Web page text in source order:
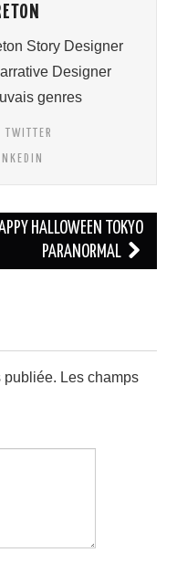
Story Designer
Designer
genres
TWITTER
HALLOWEEN TOKYO
PARANORMAL
publiée. Les champs